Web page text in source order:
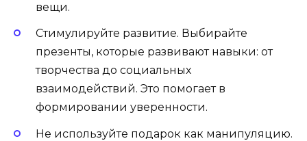
вещи.
Стимулируйте развитие. Выбирайте
презенты, которые развивают навыки: от
творчества до социальных
взаимодействий. Это помогает в
формировании уверенности.
Не используйте подарок как манипуляцию.